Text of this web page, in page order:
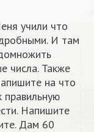
учили что
И там
числа. Также
на что
правильную
Напишите
Дам 60